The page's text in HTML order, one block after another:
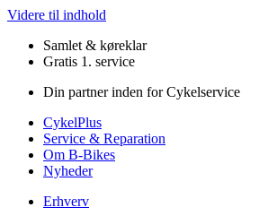
Videre til indhold
Samlet & køreklar
Gratis 1. service
Din partner inden for Cykelservice
CykelPlus
Service & Reparation
Om B-Bikes
Nyheder
Erhverv